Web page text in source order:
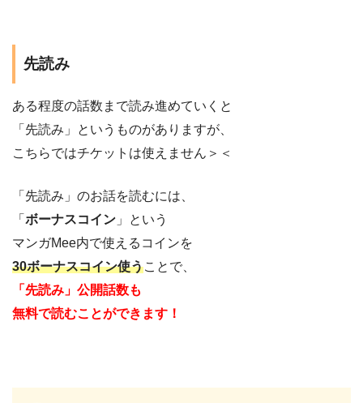
先読み
ある程度の話数まで読み進めていくと
「先読み」というものがありますが、
こちらではチケットは使えません＞＜
「先読み」のお話を読むには、
「 ボーナスコイン 」という
マンガMee内で使えるコインを
30ボーナスコイン使うことで、
「先読み」公開話数も
無料で読むことができます！